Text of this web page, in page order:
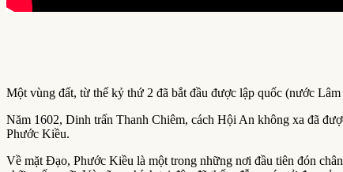
Một vùng đất, từ thế kỷ thứ 2 đã bắt đầu được lập quốc (nước
Năm 1602, Dinh trấn Thanh Chiêm, cách Hội An không xa đã
Phước Kiều.
Về mặt Đạo, Phước Kiều là một trong những nơi đầu tiên đón